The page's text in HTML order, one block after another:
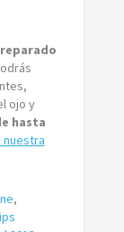
ojo y
hasta
nuestra
,